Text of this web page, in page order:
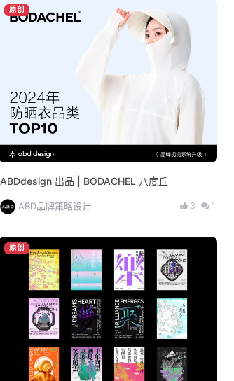
原创
ABDdesign 出品 | BODACHEL 八度丘
ABD品牌策略设计 3 1
原创